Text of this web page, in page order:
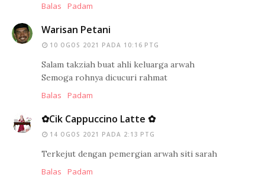
Balas
Padam
Warisan Petani
10 OGOS 2021 PADA 10:16 PTG
Salam takziah buat ahli keluarga arwah
Semoga rohnya dicucuri rahmat
Balas
Padam
✿Cik Cappuccino Latte ✿
14 OGOS 2021 PADA 2:13 PTG
Terkejut dengan pemergian arwah siti sarah
Balas
Padam